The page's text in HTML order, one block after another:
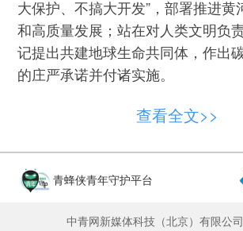
大保护、不搞大开发”，部署推进黄
和高质量发展；站在对人类文明负
记提出共建地球生命共同体，作出
的庄严承诺并付诸实施。
新时代以来，一系列法律制度护
态文明体制改革总体方案》两个纲
构筑起生态文明体制改革的“四梁八
察等制度逐步落地生效；生态环境
查看全文>>
青蜂侠青年守护平台
中青网新媒体科技（北京）有限公